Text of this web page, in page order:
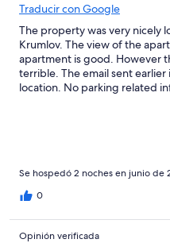
Traducir con Google
The property was very nicely
Krumlov. The view of the
apartment is good. However
terrible. The email sent
location. No parking related
Se hospedó 2 noches en junio de
0
Opinión verificada